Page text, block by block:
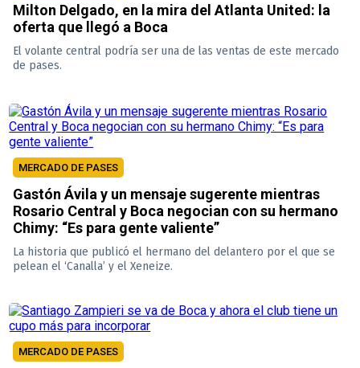
Milton Delgado, en la mira del Atlanta United: la
oferta que llegó a Boca
El volante central podría ser una de las ventas de este mercado
de pases.
MERCADO DE PASES
Gastón Ávila y un mensaje sugerente mientras
Rosario Central y Boca negocian con su hermano
Chimy: “Es para gente valiente”
La historia que publicó el hermano del delantero por el que se
pelean el ‘Canalla’ y el Xeneize.
MERCADO DE PASES